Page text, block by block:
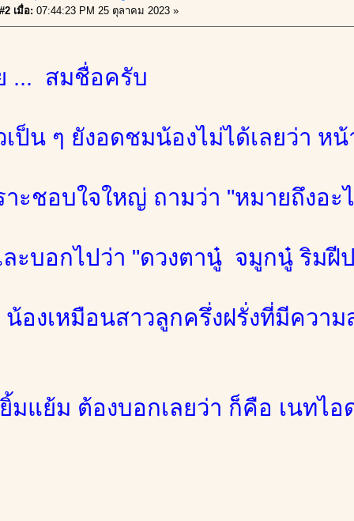
เมื่อ: 07:44:23 PM 25 ตุลาคม 2023 »
... สมชื่อครับ
เป็น ๆ ยังอดชมน้องไม่ได้เลยว่า ห
าะชอบใจใหญ่ ถามว่า "หมายถึงอะ
ะบอกไปว่า "ดวงตานู๋ จมูกนู๋ ริมฝี
องเหมือนสาวลูกครึ่งฝรั่งที่มีควา
มแย้ม ต้องบอกเลยว่า ก็คือ เนทไอ